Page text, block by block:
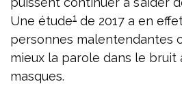
Une étude1 de 2017 a en
personnes malentendantes
mieux la parole dans le
masques.